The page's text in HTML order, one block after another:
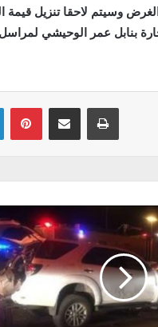
وسيتم لاحقا تنزيل قيمة
Linkedin Pinterest Partager par email Imprimer